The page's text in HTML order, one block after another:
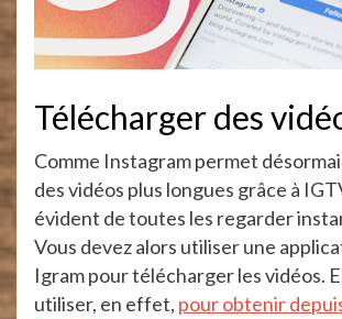
Télécharger des
Comme Instagram permet
des vidéos plus longues grâce à
évident de toutes les regarder
Vous devez alors utiliser une
Igram pour télécharger les vidéos.
utiliser, en effet, pour obtenir